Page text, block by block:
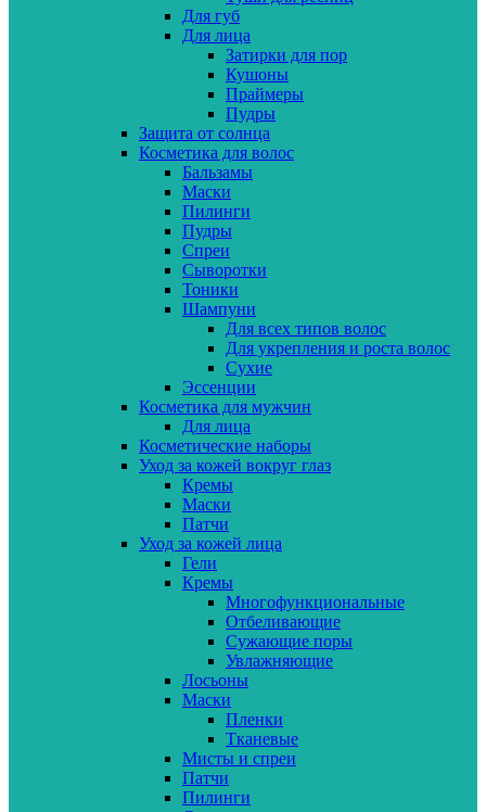
Для губ
Для лица
Затирки для пор
Кушоны
Праймеры
Пудры
Защита от солнца
Косметика для волос
Бальзамы
Маски
Пилинги
Пудры
Спреи
Сыворотки
Тоники
Шампуни
Для всех типов волос
Для укрепления и роста волос
Сухие
Эссенции
Косметика для мужчин
Для лица
Косметические наборы
Уход за кожей вокруг глаз
Кремы
Маски
Патчи
Уход за кожей лица
Гели
Кремы
Многофункциональные
Отбеливающие
Сужающие поры
Увлажняющие
Лосьоны
Маски
Пленки
Тканевые
Мисты и спреи
Патчи
Пилинги